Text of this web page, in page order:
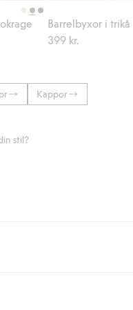
Barrelbyxor i trikå
399 kr.
Kappor
stil?
ej hemleverans). Frakten